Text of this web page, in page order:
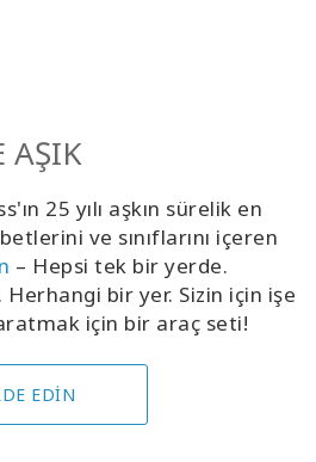
AŞIK
25 yılı aşkın sürelik en
ve sınıflarını içeren
– Hepsi tek bir yerde.
bir yer. Sizin için işe
için bir araç seti!
EDİN